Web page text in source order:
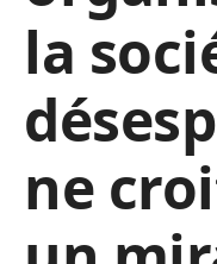
la
ne